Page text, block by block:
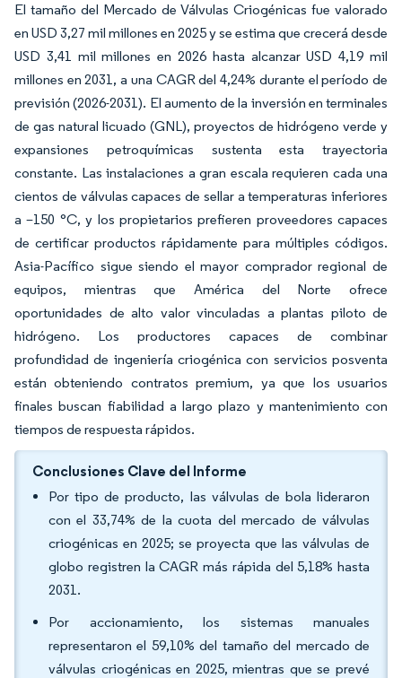
El tamaño del Mercado de Válvulas Criogénicas fue valorado
en USD 3,27 mil millones en 2025 y se estima que crecerá desde
USD 3,41 mil millones en 2026 hasta alcanzar USD 4,19 mil
millones en 2031, a una CAGR del 4,24% durante el período de
previsión (2026-2031). El aumento de la inversión en terminales
de gas natural licuado (GNL), proyectos de hidrógeno verde y
expansiones petroquímicas sustenta esta trayectoria
constante. Las instalaciones a gran escala requieren cada una
cientos de válvulas capaces de sellar a temperaturas inferiores
a –150 °C, y los propietarios prefieren proveedores capaces
de certificar productos rápidamente para múltiples códigos.
Asia-Pacífico sigue siendo el mayor comprador regional de
equipos, mientras que América del Norte ofrece
oportunidades de alto valor vinculadas a plantas piloto de
hidrógeno. Los productores capaces de combinar
profundidad de ingeniería criogénica con servicios posventa
están obteniendo contratos premium, ya que los usuarios
finales buscan fiabilidad a largo plazo y mantenimiento con
tiempos de respuesta rápidos.
Conclusiones Clave del Informe
Por tipo de producto, las válvulas de bola lideraron
con el 33,74% de la cuota del mercado de válvulas
criogénicas en 2025; se proyecta que las válvulas de
globo registren la CAGR más rápida del 5,18% hasta
2031.
Por accionamiento, los sistemas manuales
representaron el 59,10% del tamaño del mercado de
válvulas criogénicas en 2025, mientras que se prevé